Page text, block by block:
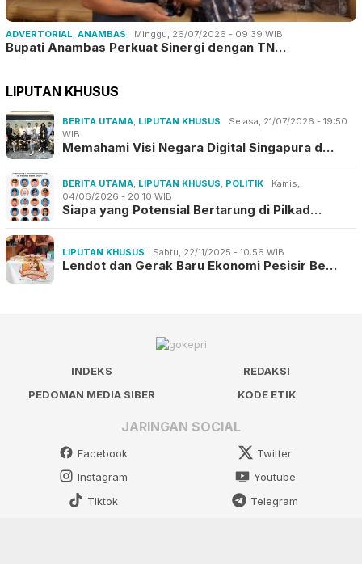
ADVERTORIAL, ANAMBAS Minggu, 26/07/2026 - 09:39 WIB
Bupati Anambas Perkuat Sinergi dengan TN…
LIPUTAN KHUSUS
BERITA UTAMA, LIPUTAN KHUSUS
Selasa, 21/07/2026 - 19:50
WIB
Memahami Visi Negara Digital Singapura d…
BERITA UTAMA, LIPUTAN KHUSUS, POLITIK
Kamis,
04/06/2026 - 20:10 WIB
Siapa yang Potensial Bertarung di Pilkad…
LIPUTAN KHUSUS Sabtu, 22/11/2025 - 10:56 WIB
Lendot dan Gerak Baru Ekonomi Pesisir Be…
INDEKS
REDAKSI
PEDOMAN MEDIA SIBER
KODE ETIK
JARINGAN SOCIAL
Facebook
Twitter
Instagram
Youtube
Tiktok
Telegram